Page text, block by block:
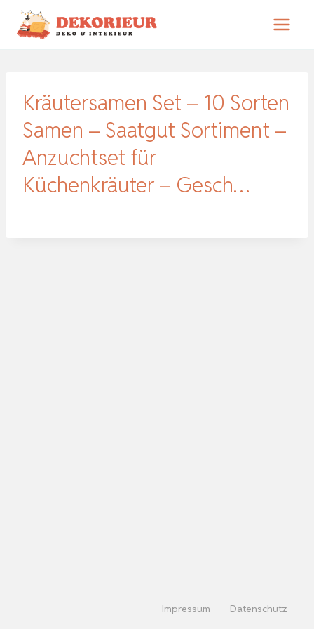
Zum
Inhalt
Kräutersamen Set – 10 Sorten
Samen – Saatgut Sortiment –
Anzuchtset für
Küchenkräuter – Gesch…
Impressum Datenschutz